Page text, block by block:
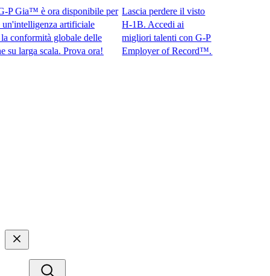
è ora disponibile per
artificiale
globale delle
scala. Prova ora!​​
Lascia perdere il visto
H-1B. Accedi ai
migliori talenti con G-P
Employer of Record™.​​